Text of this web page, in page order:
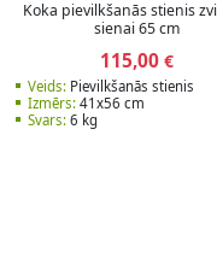
Koka pievilkšanās stienis
sienai 65 cm
115,00€
Veids:Pievilkšanās stienis
Izmērs:41x56 cm
Svars:6 kg